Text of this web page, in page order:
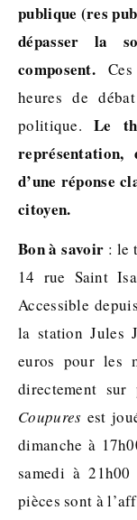
publique (res
dépasser la
composent.
heures de
politique.Le
d’une réponse
citoyen.
Bon à savoir : le
14 rue Saint
Accessible
la station Jules
euros pour les
directement
Coupures est
dimanche à
samedi à
pièces sont à